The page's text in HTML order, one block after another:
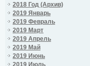
2018 Год (Архив)
2019 Январь
2019 Февраль
2019 Март
2019 Апрель
2019 Май
2019 Июнь
2019 Июль